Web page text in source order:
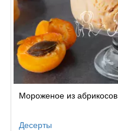
Мороженое из абрикосов
Десерты